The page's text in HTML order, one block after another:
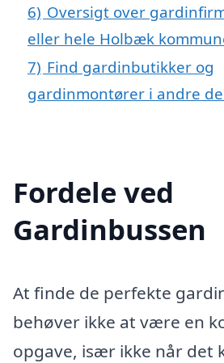
6) Oversigt over
eller hele Holbæk
7) Find gardinbutikker og
gardinmontører i andre
Fordele ved
Gardinbussen
At finde de perfekte
behøver ikke at være en
opgave, især ikke når det